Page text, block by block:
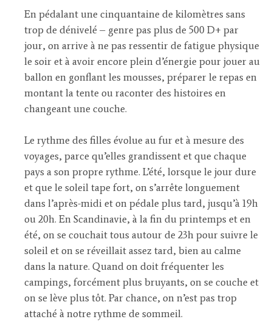
En pédalant une cinquantaine de kilomètres sans
trop de dénivelé – genre pas plus de 500 D+ par
jour, on arrive à ne pas ressentir de fatigue physique
le soir et à avoir encore plein d’énergie pour jouer au
ballon en gonflant les mousses, préparer le repas en
montant la tente ou raconter des histoires en
changeant une couche.
Le rythme des filles évolue au fur et à mesure des
voyages, parce qu’elles grandissent et que chaque
pays a son propre rythme. L’été, lorsque le jour dure
et que le soleil tape fort, on s’arrête longuement
dans l’après-midi et on pédale plus tard, jusqu’à 19h
ou 20h. En Scandinavie, à la fin du printemps et en
été, on se couchait tous autour de 23h pour suivre le
soleil et on se réveillait assez tard, bien au calme
dans la nature. Quand on doit fréquenter les
campings, forcément plus bruyants, on se couche et
on se lève plus tôt. Par chance, on n’est pas trop
attaché à notre rythme de sommeil.